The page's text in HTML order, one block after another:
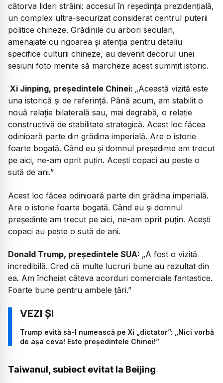
câtorva lideri străini: accesul în reședința prezidențială,
un complex ultra-securizat considerat centrul puterii
politice chineze. Grădinile cu arbori seculari,
amenajate cu rigoarea și atenția pentru detaliu
specifice culturii chineze, au devenit decorul unei
sesiuni foto menite să marcheze acest summit istoric.
Xi Jinping, președintele Chinei: „Această vizită este
una istorică și de referință. Până acum, am stabilit o
nouă relație bilaterală sau, mai degrabă, o relație
constructivă de stabilitate strategică. Acest loc făcea
odinioară parte din grădina imperială. Are o istorie
foarte bogată. Când eu și domnul președinte am trecut
pe aici, ne-am oprit puțin. Acești copaci au peste o
sută de ani.”
Acest loc făcea odinioară parte din grădina imperială.
Are o istorie foarte bogată. Când eu și domnul
președinte am trecut pe aici, ne-am oprit puțin. Acești
copaci au peste o sută de ani.
Donald Trump, președintele SUA: „A fost o vizită
incredibilă. Cred că multe lucruri bune au rezultat din
ea. Am încheiat câteva acorduri comerciale fantastice.
Foarte bune pentru ambele țări.”
Trump evită să-l numească pe Xi „dictator”: „Nici vorbă
de așa ceva! Este președintele Chinei!”
Taiwanul, subiect evitat la Beijing